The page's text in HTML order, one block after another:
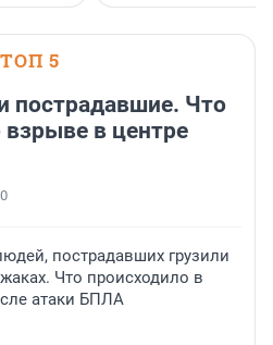
ТОП 5
пострадавшие. Что
взрыве в центре
пострадавших грузили
Что происходило в
атаки БПЛА